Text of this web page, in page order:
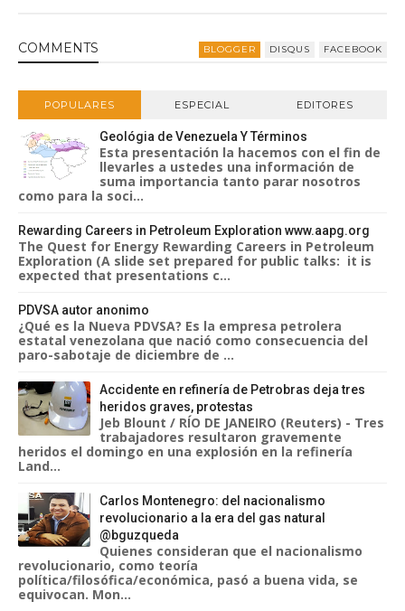
COMMENTS BLOGGER DISQUS FACEBOOK
POPULARES ESPECIAL EDITORES
Geológia de Venezuela Y Términos
Esta presentación la hacemos con el fin de
llevarles a ustedes una información de
suma importancia tanto parar nosotros
como para la soci...
Rewarding Careers in Petroleum Exploration www.aapg.org
The Quest for Energy Rewarding Careers in Petroleum
Exploration (A slide set prepared for public talks: it is
expected that presentations c...
PDVSA autor anonimo
¿Qué es la Nueva PDVSA? Es la empresa petrolera
estatal venezolana que nació como consecuencia del
paro-sabotaje de diciembre de ...
Accidente en refinería de Petrobras deja tres
heridos graves, protestas
Jeb Blount / RÍO DE JANEIRO (Reuters) - Tres
trabajadores resultaron gravemente
heridos el domingo en una explosión en la refinería
Land...
Carlos Montenegro: del nacionalismo
revolucionario a la era del gas natural
@bguzqueda
Quienes consideran que el nacionalismo
revolucionario, como teoría
política/filosófica/económica, pasó a buena vida, se
equivocan. Mon...